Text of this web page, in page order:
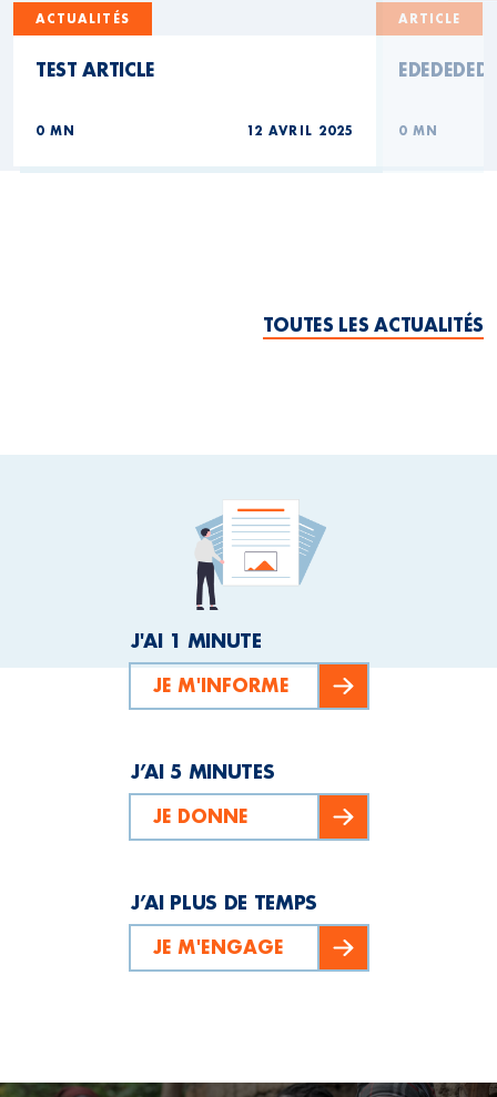
ACTUALITÉS
TEST ARTICLE
0 MN 12 AVRIL 2025
ARTICLE
EDEDEDED
0 MN
TOUTES LES ACTUALITÉS
J'AI 1 MINUTE
JE M'INFORME
J’AI 5 MINUTES
JE DONNE
J’AI PLUS DE TEMPS
JE M'ENGAGE